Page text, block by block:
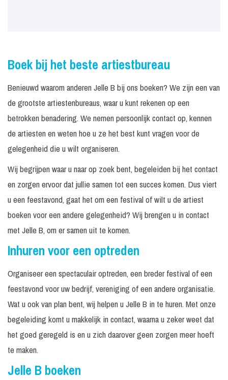
Boek bij het beste artiestbureau
Benieuwd waarom anderen Jelle B bij ons boeken? We zijn een van
de grootste artiestenbureaus, waar u kunt rekenen op een
betrokken benadering. We nemen persoonlijk contact op, kennen
de artiesten en weten hoe u ze het best kunt vragen voor de
gelegenheid die u wilt organiseren.
Wij begrijpen waar u naar op zoek bent, begeleiden bij het contact
en zorgen ervoor dat jullie samen tot een succes komen. Dus viert
u een feestavond, gaat het om een festival of wilt u de artiest
boeken voor een andere gelegenheid? Wij brengen u in contact
met Jelle B, om er samen uit te komen.
Inhuren voor een optreden
Organiseer een spectaculair optreden, een breder festival of een
feestavond voor uw bedrijf, vereniging of een andere organisatie.
Wat u ook van plan bent, wij helpen u Jelle B in te huren. Met onze
begeleiding komt u makkelijk in contact, waarna u zeker weet dat
het goed geregeld is en u zich daarover geen zorgen meer hoeft
te maken.
Jelle B boeken